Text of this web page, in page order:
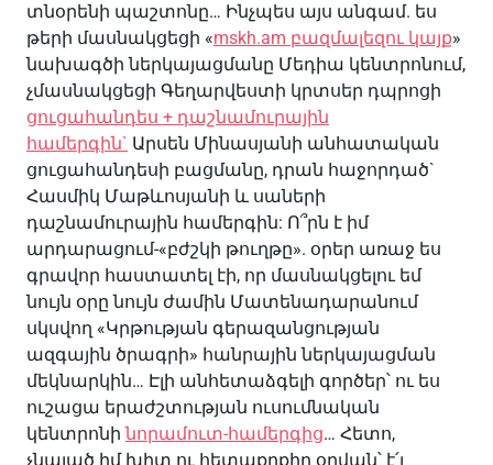
տնօրենի պաշտոնը… Ինչպես այս անգամ. ես
թերի մասնակցեցի «mskh.am բազմալեզու կայք»
նախագծի ներկայացմանը Մեդիա կենտրոնում,
չմասնակցեցի Գեղարվեստի կրտսեր դպրոցի
ցուցահանդես + դաշնամուրային
համերգին` Արսեն Մինասյանի անհատական
ցուցահանդեսի բացմանը, դրան հաջորդած`
Հասմիկ Մաթևոսյանի և սաների
դաշնամուրային համերգին: Ո՞րն է իմ
արդարացում-«բժշկի թուղթը». օրեր առաջ ես
գրավոր հաստատել էի, որ մասնակցելու եմ
նույն օրը նույն ժամին Մատենադարանում
սկսվող «Կրթության գերազանցության
ազգային ծրագրի» հանրային ներկայացման
մեկնարկին… Էլի անհետաձգելի գործեր՝ ու ես
ուշացա երաժշտության ուսումնական
կենտրոնինորամուտ-համերգից… Հետո,
չնայած իմ խիտ ու հետաքրքիր օրվան՝ է՛լ